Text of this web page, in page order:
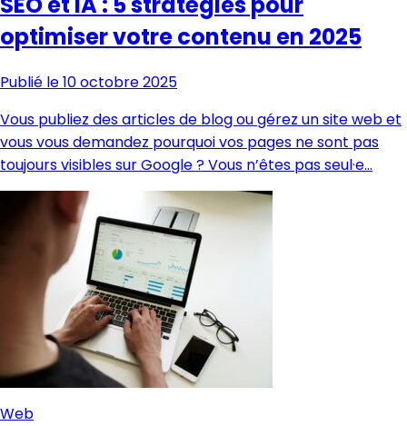
optimiser votre contenu en 2025
Publié le 10 octobre 2025
Vous publiez des articles de blog ou gérez un site web et
vous vous demandez pourquoi vos pages ne sont pas
toujours visibles sur Google ? Vous n’êtes pas seul·e…
Web